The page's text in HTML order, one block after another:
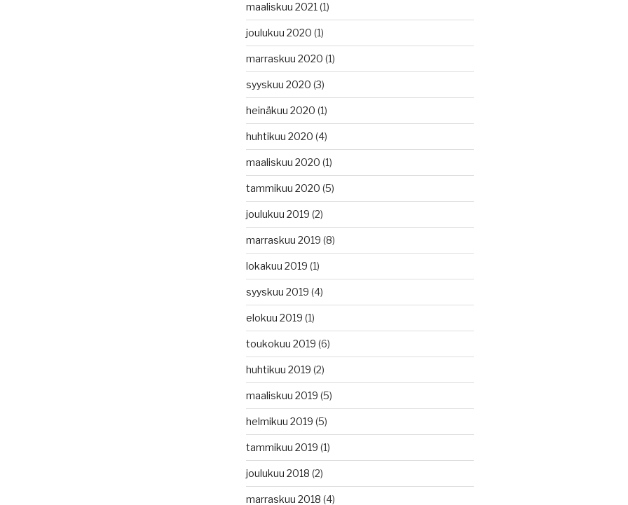
maaliskuu 2021 (1)
joulukuu 2020 (1)
marraskuu 2020 (1)
syyskuu 2020 (3)
heinäkuu 2020 (1)
huhtikuu 2020 (4)
maaliskuu 2020 (1)
tammikuu 2020 (5)
joulukuu 2019 (2)
marraskuu 2019 (8)
lokakuu 2019 (1)
syyskuu 2019 (4)
elokuu 2019 (1)
toukokuu 2019 (6)
huhtikuu 2019 (2)
maaliskuu 2019 (5)
helmikuu 2019 (5)
tammikuu 2019 (1)
joulukuu 2018 (2)
marraskuu 2018 (4)